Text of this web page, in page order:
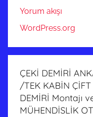
Yorum akışı
WordPress.org
ÇEKİ DEMİRİ
/TEK KABİN
DEMİRİ Montajı
MÜHENDİSLİK